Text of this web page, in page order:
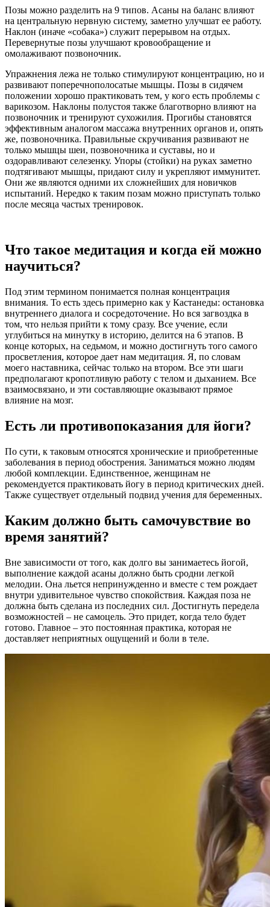
Позы можно разделить на 9 типов. Асаны на баланс влияют
на центральную нервную систему, заметно улучшат ее работу.
Наклон (иначе «собака») служит перерывом на отдых.
Перевернутые позы улучшают кровообращение и
омолаживают позвоночник.
Упражнения лежа не только стимулируют концентрацию, но и
развивают поперечнополосатые мышцы. Позы в сидячем
положении хорошо практиковать тем, у кого есть проблемы с
варикозом. Наклоны полустоя также благотворно влияют на
позвоночник и тренируют сухожилия. Прогибы становятся
эффективным аналогом массажа внутренних органов и, опять
же, позвоночника. Правильные скручивания развивают не
только мышцы шеи, позвоночника и суставы, но и
оздоравливают селезенку. Упоры (стойки) на руках заметно
подтягивают мышцы, придают силу и укрепляют иммунитет.
Они же являются одними их сложнейших для новичков
испытаний. Нередко к таким позам можно приступать только
после месяца частых тренировок.
Что такое медитация и когда ей можно
научиться?
Под этим термином понимается полная концентрация
внимания. То есть здесь примерно как у Кастанеды: остановка
внутреннего диалога и сосредоточение. Но вся загвоздка в
том, что нельзя прийти к тому сразу. Все учение, если
углубиться на минутку в историю, делится на 6 этапов. В
конце которых, на седьмом, и можно достигнуть того самого
просветления, которое дает нам медитация. Я, по словам
моего наставника, сейчас только на втором. Все эти шаги
предполагают кропотливую работу с телом и дыханием. Все
взаимосвязано, и эти составляющие оказывают прямое
влияние на мозг.
Есть ли противопоказания для йоги?
По сути, к таковым относятся хронические и приобретенные
заболевания в период обострения. Заниматься можно людям
любой комплекции. Единственное, женщинам не
рекомендуется практиковать йогу в период критических дней.
Также существует отдельный подвид учения для беременных.
Каким должно быть самочувствие во
время занятий?
Вне зависимости от того, как долго вы занимаетесь йогой,
выполнение каждой асаны должно быть сродни легкой
мелодии. Она льется непринужденно и вместе с тем рождает
внутри удивительное чувство спокойствия. Каждая поза не
должна быть сделана из последних сил. Достигнуть передела
возможностей – не самоцель. Это придет, когда тело будет
готово. Главное – это постоянная практика, которая не
доставляет неприятных ощущений и боли в теле.